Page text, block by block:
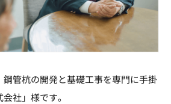
管杭の開発と基礎工事を専門に手掛
社」様です。